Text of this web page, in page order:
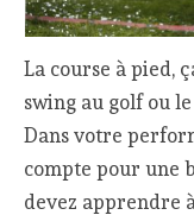
La course à pied,
swing au golf ou
Dans votre
compte pour une
devez apprendre